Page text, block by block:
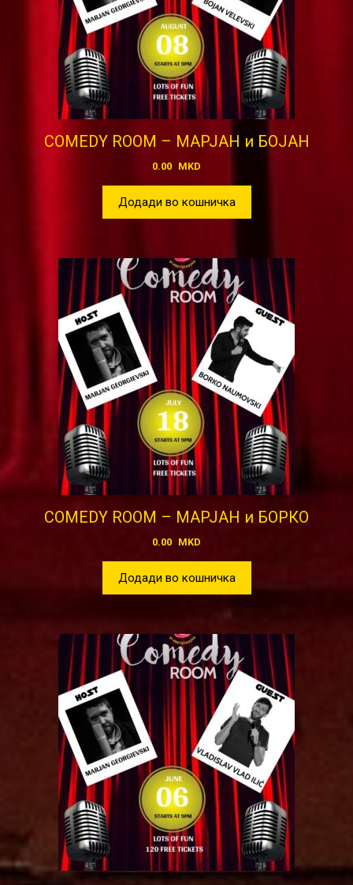
COMEDY ROOM – МАРЈАН и БОЈАН
0.00 MKD
Додади во кошничка
COMEDY ROOM – МАРЈАН и БОРКО
0.00 MKD
Додади во кошничка